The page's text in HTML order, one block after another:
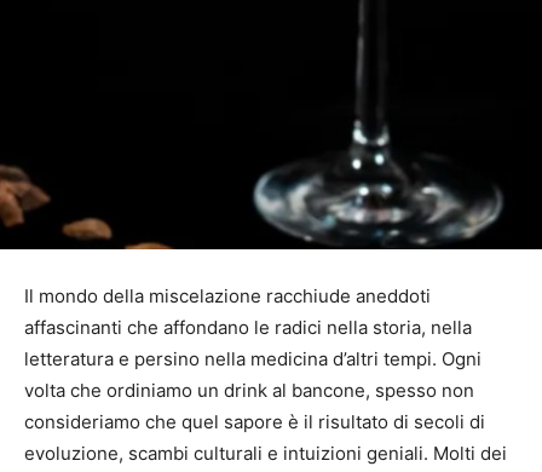
Il mondo della miscelazione racchiude aneddoti
affascinanti che affondano le radici nella storia, nella
letteratura e persino nella medicina d’altri tempi. Ogni
volta che ordiniamo un drink al bancone, spesso non
consideriamo che quel sapore è il risultato di secoli di
evoluzione, scambi culturali e intuizioni geniali. Molti dei